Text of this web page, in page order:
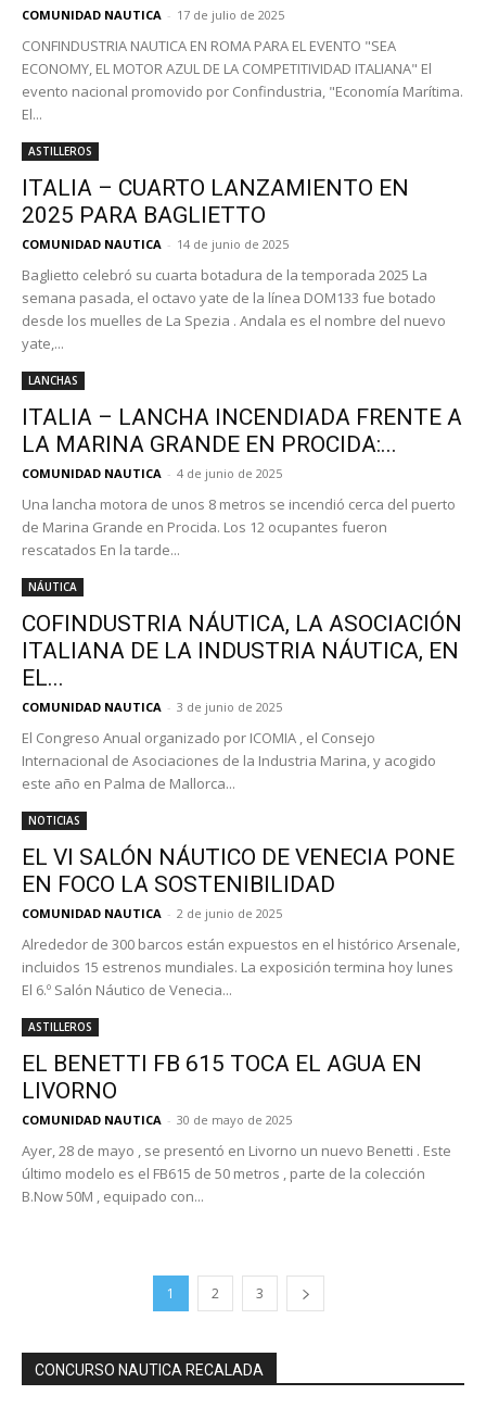
COMUNIDAD NAUTICA - 17 de julio de 2025
CONFINDUSTRIA NAUTICA EN ROMA PARA EL EVENTO "SEA
ECONOMY, EL MOTOR AZUL DE LA COMPETITIVIDAD ITALIANA" El
evento nacional promovido por Confindustria, "Economía Marítima.
El...
ASTILLEROS
ITALIA – CUARTO LANZAMIENTO EN
2025 PARA BAGLIETTO
COMUNIDAD NAUTICA - 14 de junio de 2025
Baglietto celebró su cuarta botadura de la temporada 2025 La
semana pasada, el octavo yate de la línea DOM133 fue botado
desde los muelles de La Spezia . Andala es el nombre del nuevo
yate,...
LANCHAS
ITALIA – LANCHA INCENDIADA FRENTE A
LA MARINA GRANDE EN PROCIDA:...
COMUNIDAD NAUTICA - 4 de junio de 2025
Una lancha motora de unos 8 metros se incendió cerca del puerto
de Marina Grande en Procida. Los 12 ocupantes fueron
rescatados En la tarde...
NÁUTICA
COFINDUSTRIA NÁUTICA, LA ASOCIACIÓN
ITALIANA DE LA INDUSTRIA NÁUTICA, EN
EL...
COMUNIDAD NAUTICA - 3 de junio de 2025
El Congreso Anual organizado por ICOMIA , el Consejo
Internacional de Asociaciones de la Industria Marina, y acogido
este año en Palma de Mallorca...
NOTICIAS
EL VI SALÓN NÁUTICO DE VENECIA PONE
EN FOCO LA SOSTENIBILIDAD
COMUNIDAD NAUTICA - 2 de junio de 2025
Alrededor de 300 barcos están expuestos en el histórico Arsenale,
incluidos 15 estrenos mundiales. La exposición termina hoy lunes
El 6.º Salón Náutico de Venecia...
ASTILLEROS
EL BENETTI FB 615 TOCA EL AGUA EN
LIVORNO
COMUNIDAD NAUTICA - 30 de mayo de 2025
Ayer, 28 de mayo , se presentó en Livorno un nuevo Benetti . Este
último modelo es el FB615 de 50 metros , parte de la colección
B.Now 50M , equipado con...
1 2 3
CONCURSO NAUTICA RECALADA